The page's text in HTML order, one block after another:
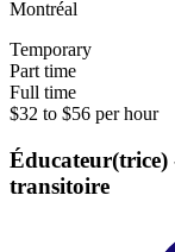
Montréal
Temporary
Part time
Full time
$32 to $56 per hour
Éducateur(trice)
transitoire